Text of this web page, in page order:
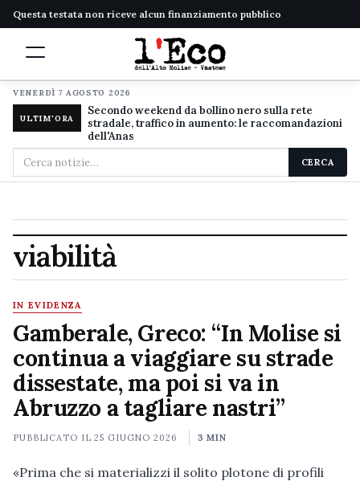
Questa testata non riceve alcun finanziamento pubblico
VENERDÌ 7 AGOSTO 2026
ULTIM'ORA
Secondo weekend da bollino nero sulla rete
stradale, traffico in aumento: le raccomandazioni
dell'Anas
Cerca
nel
CERCA
viabilità
IN EVIDENZA
Gamberale, Greco: “In Molise si
continua a viaggiare su strade
dissestate, ma poi si va in
Abruzzo a tagliare nastri”
PUBBLICATO IL25 GIUGNO 2026 3 MIN
«Prima che si materializzi il solito plotone di profili